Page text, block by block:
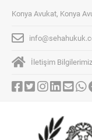
Konya Avukat, Konya
İletişim Bilgilerimiz